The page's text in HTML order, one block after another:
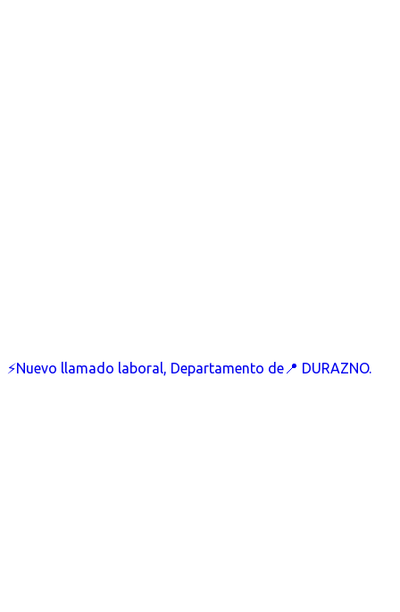
⚡Nuevo llamado laboral, Departamento de📍 DURAZNO.